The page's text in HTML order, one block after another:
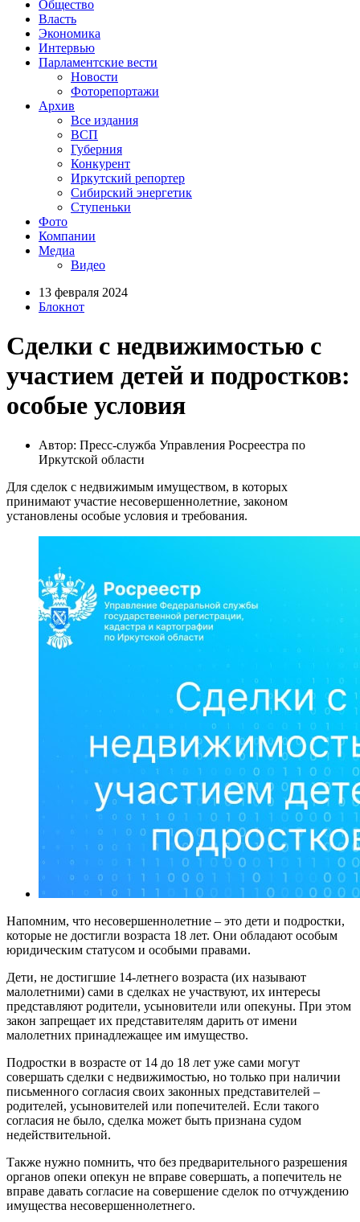
Общество
Власть
Экономика
Интервью
Парламентские вести
Новости
Фоторепортажи
Архив
Все издания
ВСП
Губерния
Конкурент
Иркутский репортер
Сибирский энергетик
Ступеньки
Фото
Компании
Медиа
Видео
13 февраля 2024
Блокнот
Сделки с недвижимостью с
участием детей и подростков:
особые условия
Автор: Пресс-служба Управления Росреестра по
Иркутской области
Для сделок с недвижимым имуществом, в которых
принимают участие несовершеннолетние, законом
установлены особые условия и требования.
Напомним, что несовершеннолетние – это дети и подростки,
которые не достигли возраста 18 лет. Они обладают особым
юридическим статусом и особыми правами.
Дети, не достигшие 14-летнего возраста (их называют
малолетними) сами в сделках не участвуют, их интересы
представляют родители, усыновители или опекуны. При этом
закон запрещает их представителям дарить от имени
малолетних принадлежащее им имущество.
Подростки в возрасте от 14 до 18 лет уже сами могут
совершать сделки с недвижимостью, но только при наличии
письменного согласия своих законных представителей –
родителей, усыновителей или попечителей. Если такого
согласия не было, сделка может быть признана судом
недействительной.
Также нужно помнить, что без предварительного разрешения
органов опеки опекун не вправе совершать, а попечитель не
вправе давать согласие на совершение сделок по отчуждению
имущества несовершеннолетнего.